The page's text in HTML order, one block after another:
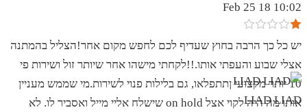
10:02 18 Feb 25
יש כל כך הרבה בחוץ שעדיף לכם לחפש מקום אחר!הצליל בהמתנה
אצלי שבוע והעפתי אותו.!!לקחתי מישהו אחר שיותר זול ושירות פי
10 יותר מקצועי ןתתפלאו, גם בלילות פנוי לשירות.מי שממש מעניין
אותו מה היה לקוי אצל on hold שישלח אליי מייל ואסביר לו. לא
LIAD LIAD